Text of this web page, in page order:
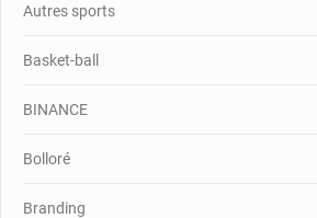
Autres sports
Basket-ball
BINANCE
Bolloré
Branding